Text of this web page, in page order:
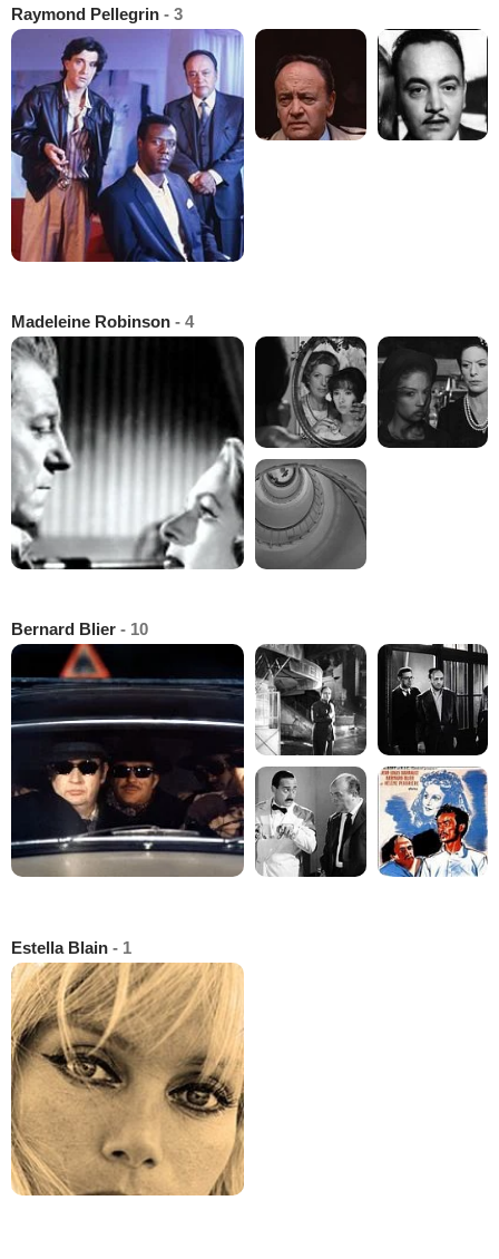
Raymond Pellegrin - 3
Madeleine Robinson - 4
Bernard Blier - 10
Estella Blain - 1